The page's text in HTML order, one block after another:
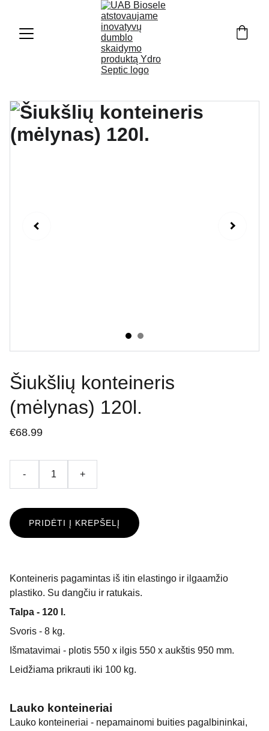
Šiukšlių konteineris
(mėlynas) 120l.
€68.99
- +
PRIDĖTI Į KREPŠELĮ
Konteineris pagamintas iš itin elastingo ir ilgaamžio
plastiko. Su dangčiu ir ratukais.
Talpa - 120 l.
Svoris - 8 kg.
Išmatavimai - plotis 550 x ilgis 550 x aukštis 950 mm.
Leidžiama prikrauti iki 100 kg.
Lauko konteineriai
Lauko konteineriai - nepamainomi buities pagalbininkai,